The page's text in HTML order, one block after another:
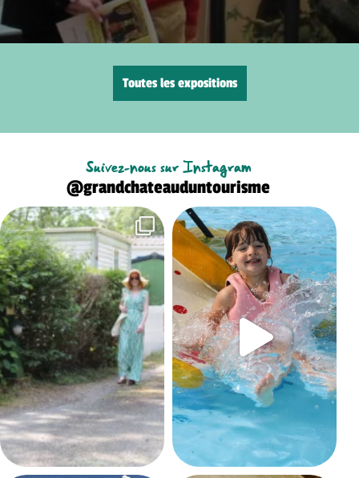
Toutes les expositions
Suivez-nous sur Instagram
@grandchateauduntourisme